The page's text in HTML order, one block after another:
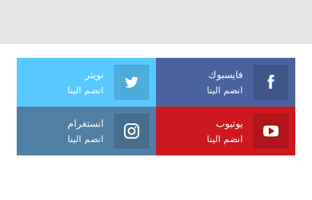
فايسبوك
انضم الينا
تويتر
انضم الينا
يوتيوب
انضم الينا
انستغرام
انضم الينا